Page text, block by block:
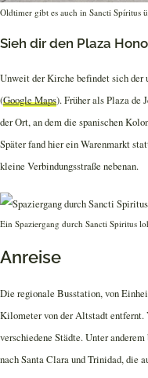
Oldtimer gibt es auch in Sancti Spíritus
Sieh dir den Plaza
Unweit der Kirche befindet sich der
(Google Maps). Früher als Plaza de
der Ort, an dem die spanischen
Später fand hier ein Warenmarkt
kleine Verbindungsstraße nebenan.
Ein Spaziergang durch Sancti Spiritus
Anreise
Die regionale Busstation, von
Kilometer von der Altstadt entfernt.
verschiedene Städte. Unter
nach Santa Clara und Trinidad, die